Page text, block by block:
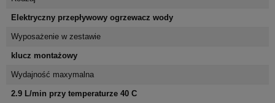
Elektryczny przepływowy ogrzewacz wody
Wyposażenie w zestawie
klucz montażowy
Wydajność maxymalna
2.9 L/min przy temperaturze 40 C